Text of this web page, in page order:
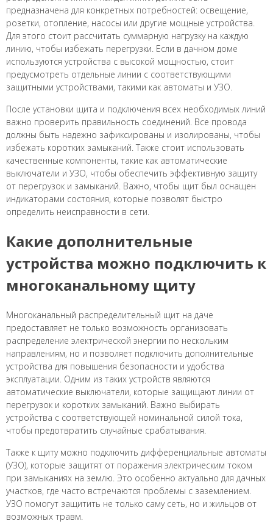
предназначена для конкретных потребностей: освещение,
розетки, отопление, насосы или другие мощные устройства.
Для этого стоит рассчитать суммарную нагрузку на каждую
линию, чтобы избежать перегрузки. Если в дачном доме
используются устройства с высокой мощностью, стоит
предусмотреть отдельные линии с соответствующими
защитными устройствами, такими как автоматы и УЗО.
После установки щита и подключения всех необходимых линий
важно проверить правильность соединений. Все провода
должны быть надежно зафиксированы и изолированы, чтобы
избежать коротких замыканий. Также стоит использовать
качественные компоненты, такие как автоматические
выключатели и УЗО, чтобы обеспечить эффективную защиту
от перегрузок и замыканий. Важно, чтобы щит был оснащен
индикаторами состояния, которые позволят быстро
определить неисправности в сети.
Какие дополнительные
устройства можно подключить к
многоканальному щиту
Многоканальный распределительный щит на даче
предоставляет не только возможность организовать
распределение электрической энергии по нескольким
направлениям, но и позволяет подключить дополнительные
устройства для повышения безопасности и удобства
эксплуатации. Одним из таких устройств являются
автоматические выключатели, которые защищают линии от
перегрузок и коротких замыканий. Важно выбирать
устройства с соответствующей номинальной силой тока,
чтобы предотвратить случайные срабатывания.
Также к щиту можно подключить дифференциальные автоматы
(УЗО), которые защитят от поражения электрическим током
при замыканиях на землю. Это особенно актуально для дачных
участков, где часто встречаются проблемы с заземлением.
УЗО помогут защитить не только саму сеть, но и жильцов от
возможных травм.